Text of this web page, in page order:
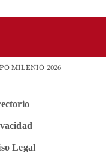
MILENIO 2026
Legal